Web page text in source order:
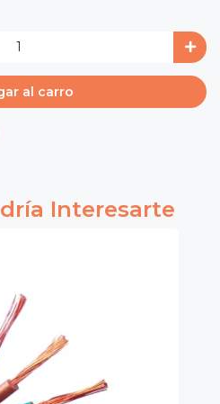
al carro
Interesarte